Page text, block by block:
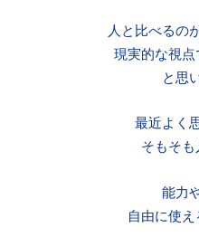
人と比べるの
現実的な視点
と思
最近よく
そもそ
能力
自由に使